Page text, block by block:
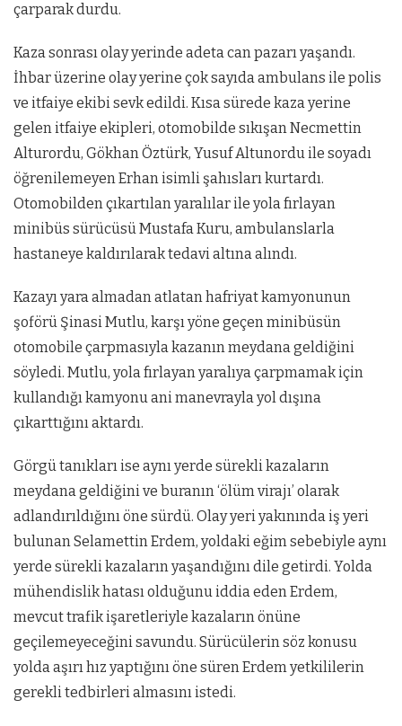
çarparak durdu.
Kaza sonrası olay yerinde adeta can pazarı yaşandı.
İhbar üzerine olay yerine çok sayıda ambulans ile polis
ve itfaiye ekibi sevk edildi. Kısa sürede kaza yerine
gelen itfaiye ekipleri, otomobilde sıkışan Necmettin
Alturordu, Gökhan Öztürk, Yusuf Altunordu ile soyadı
öğrenilemeyen Erhan isimli şahısları kurtardı.
Otomobilden çıkartılan yaralılar ile yola fırlayan
minibüs sürücüsü Mustafa Kuru, ambulanslarla
hastaneye kaldırılarak tedavi altına alındı.
Kazayı yara almadan atlatan hafriyat kamyonunun
şoförü Şinasi Mutlu, karşı yöne geçen minibüsün
otomobile çarpmasıyla kazanın meydana geldiğini
söyledi. Mutlu, yola fırlayan yaralıya çarpmamak için
kullandığı kamyonu ani manevrayla yol dışına
çıkarttığını aktardı.
Görgü tanıkları ise aynı yerde sürekli kazaların
meydana geldiğini ve buranın ‘ölüm virajı’ olarak
adlandırıldığını öne sürdü. Olay yeri yakınında iş yeri
bulunan Selamettin Erdem, yoldaki eğim sebebiyle aynı
yerde sürekli kazaların yaşandığını dile getirdi. Yolda
mühendislik hatası olduğunu iddia eden Erdem,
mevcut trafik işaretleriyle kazaların önüne
geçilemeyeceğini savundu. Sürücülerin söz konusu
yolda aşırı hız yaptığını öne süren Erdem yetkililerin
gerekli tedbirleri almasını istedi.